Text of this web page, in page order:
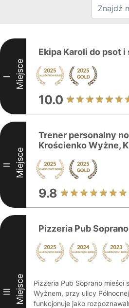
I Miejsce
Ekipa Karoli do psot i
10.0
II Miejsce
Trener personalny
Krościenko Wyżne,
9.8
III Miejsce
Pizzeria Pub Soprano
Pizzeria Pub Soprano mieści
Wyżnem, przy ulicy
funkcjonuje jako